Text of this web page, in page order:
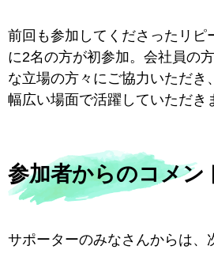
前回も参加してくださったリ
に2名の方が初参加。会社員の
な立場の方々にご協力いただ
幅広い場面で活躍していただき
参加者からのコメン
サポーターのみなさんからは